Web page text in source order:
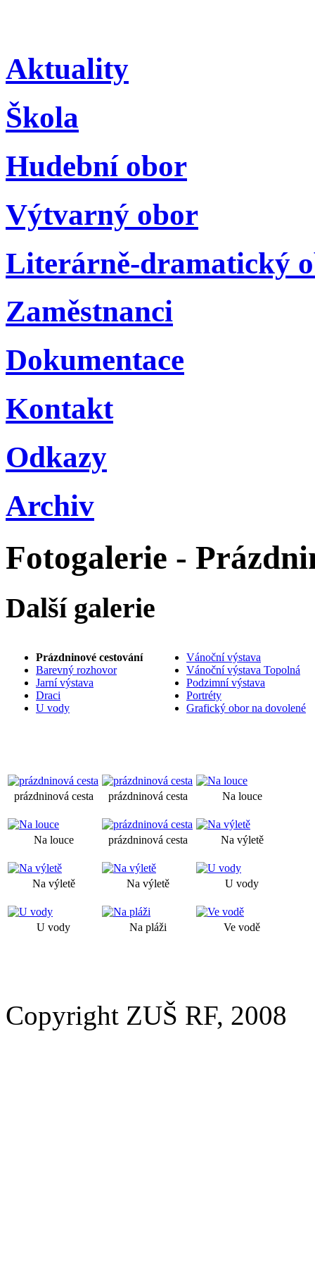
Aktuality
Škola
Hudební obor
Výtvarný obor
Literárně-dramatický
Zaměstnanci
Dokumentace
Kontakt
Odkazy
Archiv
Fotogalerie -
Další galerie
Prázdninové cestování
Barevný rozhovor
Jarní výstava
Draci
U vody
Vánoční výstava
Vánoční výstava Topolná
Podzimní výstava
Portréty
Grafický obor na dovolené
prázdninová cesta prázdninová cesta Na louce
Na louce prázdninová cesta Na výletě
Na výletě Na výletě U vody
U vody Na pláži Ve vodě
Copyright ZUŠ RF, 2008